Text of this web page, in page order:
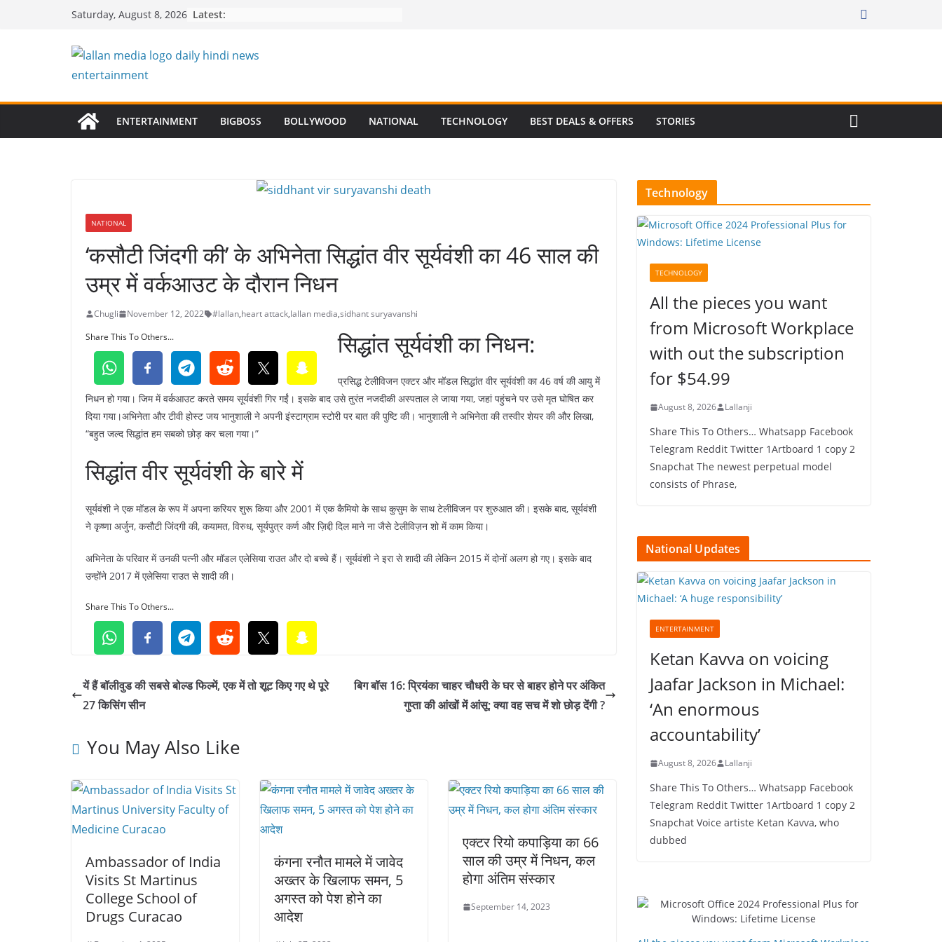
Saturday, August 8, 2026 Latest:
ENTERTAINMENT BIGBOSS BOLLYWOOD NATIONAL TECHNOLOGY BEST DEALS & OFFERS STORIES
NATIONAL
‘कसौटी जिंदगी की’ के अभिनेता सिद्धांत वीर सूर्यवंशी का 46 साल की
उम्र में वर्कआउट के दौरान निधन
Chugli November 12, 2022 #lallan,heart attack,lallan media,sidhant suryavanshi
Share This To Others...
सिद्धांत सूर्यवंशी का निधन:
प्रसिद्ध टेलीविजन एक्टर और मॉडल सिद्धांत वीर सूर्यवंशी का 46 वर्ष की आयु में
निधन हो गया। जिम में वर्कआउट करते समय सूर्यवंशी गिर गईं। इसके बाद उसे तुरंत नजदीकी अस्पताल ले जाया गया, जहां पहुंचने पर उसे मृत घोषित कर
दिया गया।अभिनेता और टीवी होस्ट जय भानुशाली ने अपनी इंस्टाग्राम स्टोरी पर बात की पुष्टि की। भानुशाली ने अभिनेता की तस्वीर शेयर की और लिखा,
“बहुत जल्द सिद्धांत हम सबको छोड़ कर चला गया।”
सिद्धांत वीर सूर्यवंशी के बारे में
सूर्यवंशी ने एक मॉडल के रूप में अपना करियर शुरू किया और 2001 में एक कैमियो के साथ कुसुम के साथ टेलीविजन पर शुरुआत की। इसके बाद, सूर्यवंशी
ने कृष्णा अर्जुन, कसौटी जिंदगी की, कयामत, विरुध, सूर्यपुत्र कर्ण और ज़िद्दी दिल माने ना जैसे टेलीविज़न शो में काम किया।
अभिनेता के परिवार में उनकी पत्नी और मॉडल एलेसिया राउत और दो बच्चे हैं। सूर्यवंशी ने इरा से शादी की लेकिन 2015 में दोनों अलग हो गए। इसके बाद
उन्होंने 2017 में एलेसिया राउत से शादी की।
Share This To Others...
यें हैं बॉलीवुड की सबसे बोल्ड फिल्में, एक में तो शूट किए गए थे पूरे
27 किसिंग सीन
बिग बॉस 16: प्रियंका चाहर चौधरी के घर से बाहर होने पर अंकित
गुप्ता की आंखों में आंसू; क्या वह सच में शो छोड़ देंगी ?
You May Also Like
Ambassador of India
Visits St Martinus
College School of
Drugs Curacao
कंगना रनौत मामले में जावेद
अख्तर के खिलाफ समन, 5
अगस्त को पेश होने का
आदेश
एक्टर रियो कपाड़िया का 66
साल की उम्र में निधन, कल
होगा अंतिम संस्कार
September 14, 2023
Technology
TECHNOLOGY
All the pieces you want
from Microsoft Workplace
with out the subscription
for $54.99
August 8, 2026 Lallanji
Share This To Others… Whatsapp Facebook
Telegram Reddit Twitter 1Artboard 1 copy 2
Snapchat The newest perpetual model
consists of Phrase,
National Updates
ENTERTAINMENT
Ketan Kavva on voicing
Jaafar Jackson in Michael:
‘An enormous
accountability’
August 8, 2026 Lallanji
Share This To Others… Whatsapp Facebook
Telegram Reddit Twitter 1Artboard 1 copy 2
Snapchat Voice artiste Ketan Kavva, who
dubbed